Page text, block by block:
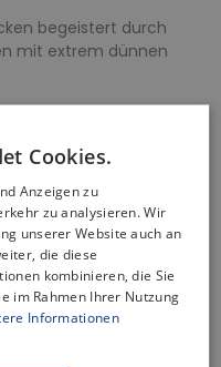
begeistert durch
mit extrem dünnen
Spanplatte
Cookies.
Anzeigen zu
zu analysieren. Wir
unserer Website auch an
die diese
kombinieren, die Sie
im Rahmen Ihrer Nutzung
Informationen